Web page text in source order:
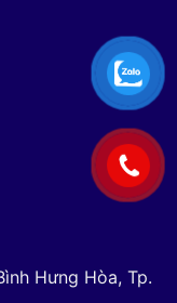
Hưng Hòa, Tp.